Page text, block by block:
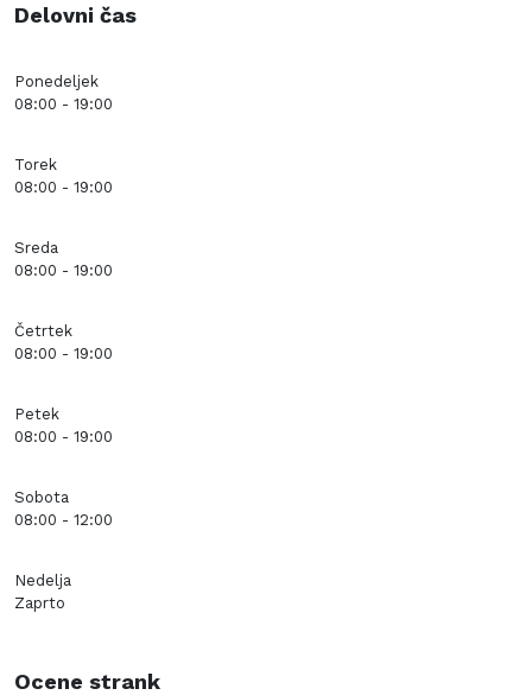
Delovni čas
Ponedeljek
08:00 - 19:00
Torek
08:00 - 19:00
Sreda
08:00 - 19:00
Četrtek
08:00 - 19:00
Petek
08:00 - 19:00
Sobota
08:00 - 12:00
Nedelja
Zaprto
Ocene strank